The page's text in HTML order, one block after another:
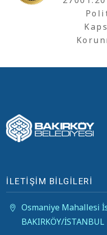
İLETİŞİM BİLGİLERİ
Osmaniye Mahallesi
BAKIRKÖY/İSTANBUL